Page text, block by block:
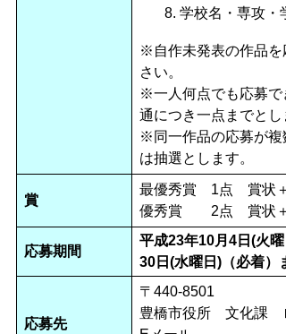
学校名・専攻・
※自作未発表の作品を
さい。
※一人何点でも応募で
通につき一点までとし
※同一作品の応募が複
は抽選とします。
賞
最優秀賞 1点 賞状＋
優秀賞 2点 賞状＋
応募期間
平成23年10月4日(火曜
30日(水曜日)（必着）
応募先
〒440-8501
豊橋市役所 文化課